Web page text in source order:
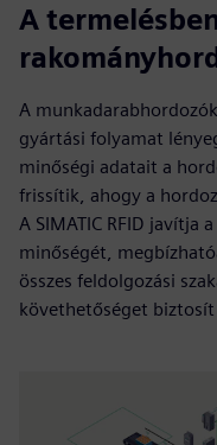
A
A
gyártási folyamat
minőségi adatait a
frissítik, ahogy a
A SIMATIC RFID javítja
minőségét,
összes feldolgozási
követhetőséget